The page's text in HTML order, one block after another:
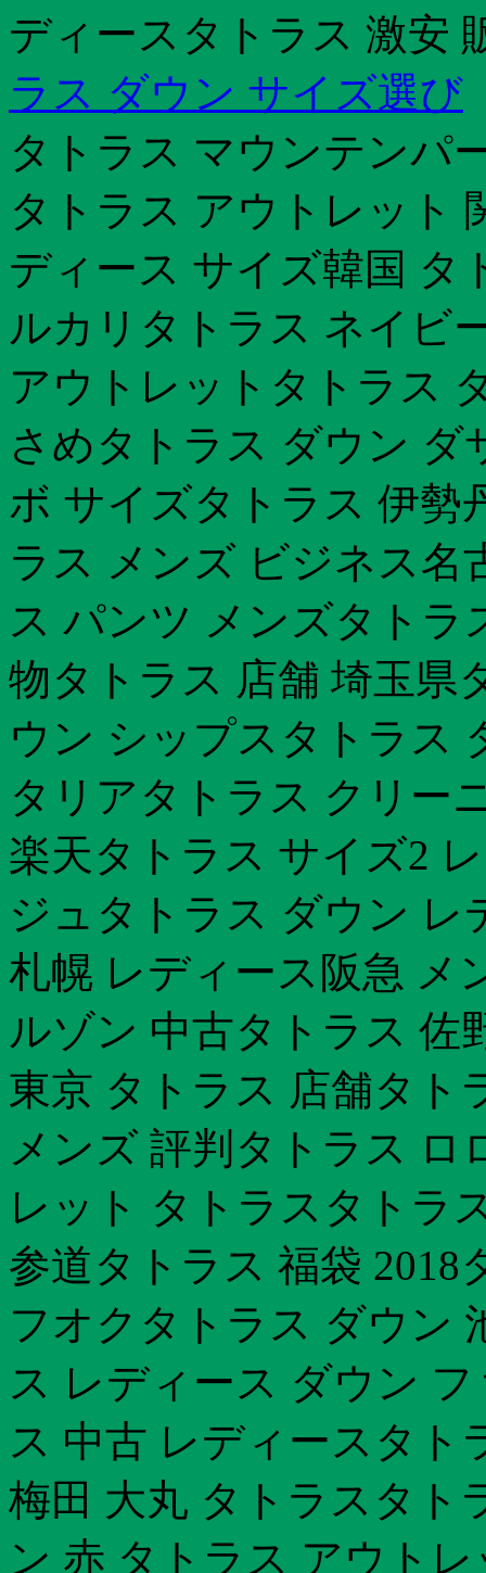
ディースタトラス 激安
ラス ダウン サイズ選び
タトラス マウンテンパ
タトラス アウトレット
ディース サイズ韓国 タ
ルカリタトラス ネイビ
アウトレットタトラス
さめタトラス ダウン
ボ サイズタトラス 伊勢
ラス メンズ ビジネス名
ス パンツ メンズタト
物タトラス 店舗 埼玉県
ウン シップスタトラス
タリアタトラス クリー
楽天タトラス サイズ2
ジュタトラス ダウン レ
札幌 レディース阪急 メ
ルゾン 中古タトラス 佐
東京 タトラス 店舗タト
メンズ 評判タトラス
レット タトラスタトラ
参道タトラス 福袋
フオクタトラス ダウン
ス レディース ダウン
ス 中古 レディースタト
梅田 大丸 タトラスタト
ン 赤 タトラス アウト